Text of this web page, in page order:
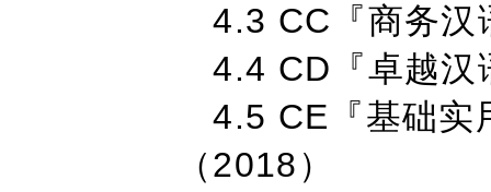
4.3 CC『商务汉
4.4 CD『卓越汉
4.5 CE『基础实
（2018）